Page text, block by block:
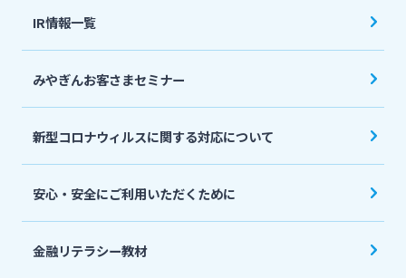
ニュースリリース一覧
採用情報
お問い合わせ先一覧
IR情報一覧
みやぎんお客さまセミナー
新型コロナウィルスに関する対応について
安心・安全にご利用いただくために
金融リテラシー教材